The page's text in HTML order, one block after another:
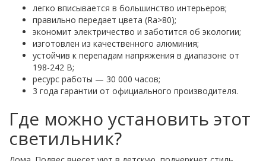
легко вписывается в большинство интерьеров;
правильно передает цвета (Ra>80);
экономит электричество и заботится об экологии;
изготовлен из качественного алюминия;
устойчив к перепадам напряжения в диапазоне от
198-242 В;
ресурс работы — 30 000 часов;
3 года гарантии от официального производителя.
Где можно установить этот
светильник?